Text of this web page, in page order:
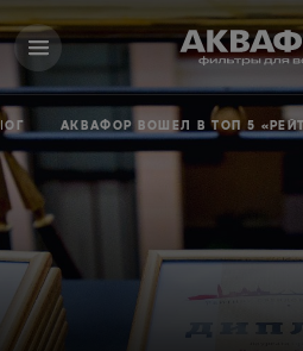
АКВАФОР ВОШЕЛ В ТОП 5